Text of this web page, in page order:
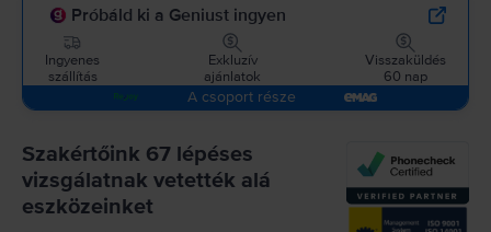
Próbáld ki a Geniust ingyen
Ingyenes
szállítás
Exkluzív
ajánlatok
Visszaküldés
60 nap
A csoport része
Szakértőink 67 lépéses
vizsgálatnak vetették alá
eszközeinket